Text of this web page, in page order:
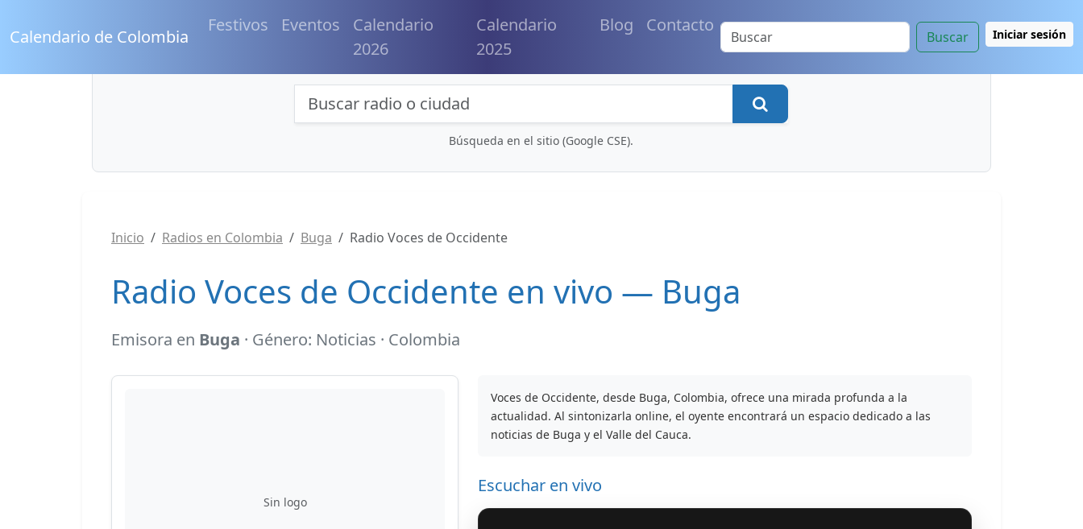
Calendario de Colombia
Festivos Eventos
Calendario
2026
Calendario
2025
Blog Contacto
Buscar Iniciar sesión
Búsqueda de radios y contenidos
Búsqueda en el sitio (Google CSE).
Inicio Radios en Colombia Buga Radio Voces de Occidente
Radio Voces de Occidente en vivo — Buga
Emisora en Buga · Género: Noticias · Colombia
Sin logo
Voces de Occidente, desde Buga, Colombia, ofrece una mirada profunda a la
actualidad. Al sintonizarla online, el oyente encontrará un espacio dedicado a las
noticias de Buga y el Valle del Cauca.
Escuchar en vivo